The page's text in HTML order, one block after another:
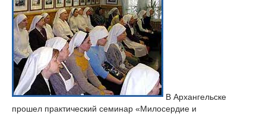
В Архангельске
прошел практический семинар «Милосердие и